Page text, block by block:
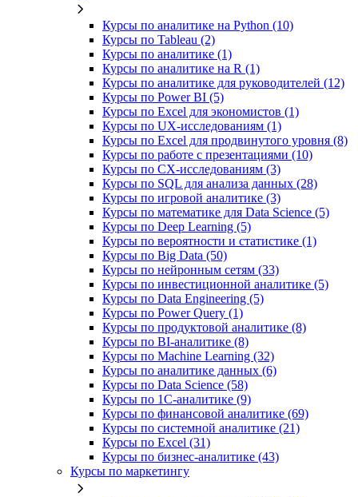
Курсы по аналитике на Python (10)
Курсы по Tableau (2)
Курсы по аналитике (1)
Курсы по аналитике на R (1)
Курсы по аналитике для руководителей (12)
Курсы по Power BI (5)
Курсы по Excel для экономистов (1)
Курсы по UX‑исследованиям (1)
Курсы по Excel для продвинутого уровня (8)
Курсы по работе с презентациями (10)
Курсы по CX-исследованиям (3)
Курсы по SQL для анализа данных (28)
Курсы по игровой аналитике (3)
Курсы по математике для Data Science (5)
Курсы по Deep Learning (5)
Курсы по вероятности и статистике (1)
Курсы по Big Data (50)
Курсы по нейронным сетям (33)
Курсы по инвестиционной аналитике (5)
Курсы по Data Engineering (5)
Курсы по Power Query (1)
Курсы по продуктовой аналитике (8)
Курсы по BI‑аналитике (8)
Курсы по Machine Learning (32)
Курсы по аналитике данных (6)
Курсы по Data Science (58)
Курсы по 1С‑аналитике (9)
Курсы по финансовой аналитике (69)
Курсы по системной аналитике (21)
Курсы по Excel (31)
Курсы по бизнес‑аналитике (43)
Курсы по маркетингу